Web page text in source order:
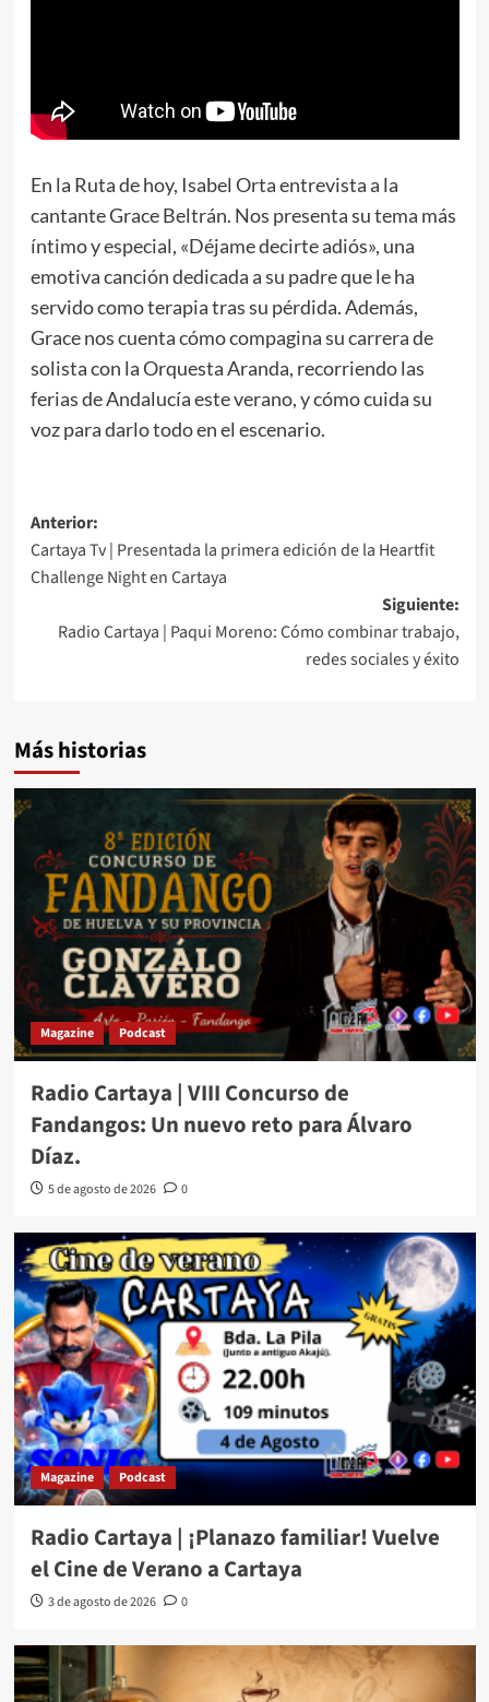
En la Ruta de hoy, Isabel Orta entrevista a la
cantante Grace Beltrán. Nos presenta su tema más
íntimo y especial, «Déjame decirte adiós», una
emotiva canción dedicada a su padre que le ha
servido como terapia tras su pérdida. Además,
Grace nos cuenta cómo compagina su carrera de
solista con la Orquesta Aranda, recorriendo las
ferias de Andalucía este verano, y cómo cuida su
voz para darlo todo en el escenario.
Anterior:
Cartaya Tv | Presentada la primera edición de la Heartfit
Challenge Night en Cartaya
Siguiente:
Radio Cartaya | Paqui Moreno: Cómo combinar trabajo,
redes sociales y éxito
Más historias
Magazine Podcast
Radio Cartaya | VIII Concurso de
Fandangos: Un nuevo reto para Álvaro
Díaz.
5 de agosto de 2026 0
Magazine Podcast
Radio Cartaya | ¡Planazo familiar! Vuelve
el Cine de Verano a Cartaya
3 de agosto de 2026 0